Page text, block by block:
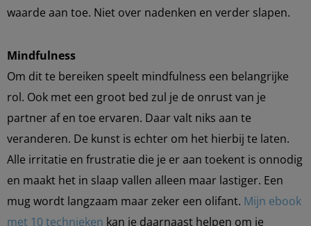
waarde aan toe. Niet over nadenken en verder slapen.
Mindfulness
Om dit te bereiken speelt mindfulness een belangrijke
rol. Ook met een groot bed zul je de onrust van je
partner af en toe ervaren. Daar valt niks aan te
veranderen. De kunst is echter om het hierbij te laten.
Alle irritatie en frustratie die je er aan toekent is onnodig
en maakt het in slaap vallen alleen maar lastiger. Een
mug wordt langzaam maar zeker een olifant. Mijn ebook
met 10 technieken kan je daarnaast helpen om je